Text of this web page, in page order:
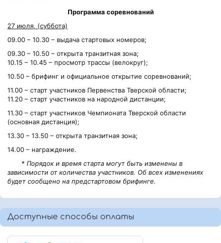
Программа соревнований
27 июля, (суббота)
09.00 – 10.30 – выдача стартовых номеров;
09.30 – 10.50 – открыта транзитная зона;
10.15 – 10.45 – просмотр трассы (велокруг);
10.50 – брифинг и официальное открытие соревнований;
11.00 – старт участников Первенства Тверской области;
11.20 – старт участников на народной дистанции;
11.30 – старт участников Чемпионата Тверской области
(основная дистанция);
13.30 – 13.50 – открыта транзитная зона;
14.00 – награждение.
* Порядок и время старта могут быть изменены в
зависимости от количества участников. Об всех изменениях
будет сообщено на предстартовом брифинге.
Доступные способы оплаты